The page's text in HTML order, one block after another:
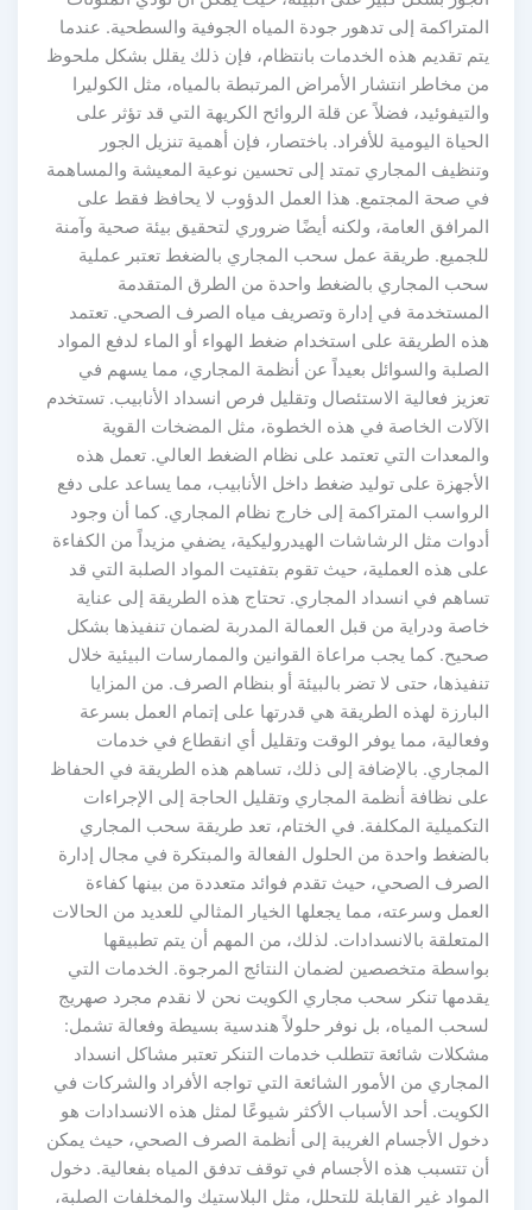
المتراكمة إلى تدهور جودة المياه الجوفية والسطحية. عندما
يتم تقديم هذه الخدمات بانتظام، فإن ذلك يقلل بشكل ملحوظ
من مخاطر انتشار الأمراض المرتبطة بالمياه، مثل الكوليرا
والتيفوئيد، فضلاً عن قلة الروائح الكريهة التي قد تؤثر على
الحياة اليومية للأفراد. باختصار، فإن أهمية تنزيل الجور
وتنظيف المجاري تمتد إلى تحسين نوعية المعيشة والمساهمة
في صحة المجتمع. هذا العمل الدؤوب لا يحافظ فقط على
المرافق العامة، ولكنه أيضًا ضروري لتحقيق بيئة صحية وآمنة
للجميع. طريقة عمل سحب المجاري بالضغط تعتبر عملية
سحب المجاري بالضغط واحدة من الطرق المتقدمة
المستخدمة في إدارة وتصريف مياه الصرف الصحي. تعتمد
هذه الطريقة على استخدام ضغط الهواء أو الماء لدفع المواد
الصلبة والسوائل بعيداً عن أنظمة المجاري، مما يسهم في
تعزيز فعالية الاستئصال وتقليل فرص انسداد الأنابيب. تستخدم
الآلات الخاصة في هذه الخطوة، مثل المضخات القوية
والمعدات التي تعتمد على نظام الضغط العالي. تعمل هذه
الأجهزة على توليد ضغط داخل الأنابيب، مما يساعد على دفع
الرواسب المتراكمة إلى خارج نظام المجاري. كما أن وجود
أدوات مثل الرشاشات الهيدروليكية، يضفي مزيداً من الكفاءة
على هذه العملية، حيث تقوم بتفتيت المواد الصلبة التي قد
تساهم في انسداد المجاري. تحتاج هذه الطريقة إلى عناية
خاصة ودراية من قبل العمالة المدربة لضمان تنفيذها بشكل
صحيح. كما يجب مراعاة القوانين والممارسات البيئية خلال
تنفيذها، حتى لا تضر بالبيئة أو بنظام الصرف. من المزايا
البارزة لهذه الطريقة هي قدرتها على إتمام العمل بسرعة
وفعالية، مما يوفر الوقت وتقليل أي انقطاع في خدمات
المجاري. بالإضافة إلى ذلك، تساهم هذه الطريقة في الحفاظ
على نظافة أنظمة المجاري وتقليل الحاجة إلى الإجراءات
التكميلية المكلفة. في الختام، تعد طريقة سحب المجاري
بالضغط واحدة من الحلول الفعالة والمبتكرة في مجال إدارة
الصرف الصحي، حيث تقدم فوائد متعددة من بينها كفاءة
العمل وسرعته، مما يجعلها الخيار المثالي للعديد من الحالات
المتعلقة بالانسدادات. لذلك، من المهم أن يتم تطبيقها
بواسطة متخصصين لضمان النتائج المرجوة. الخدمات التي
يقدمها تنكر سحب مجاري الكويت نحن لا نقدم مجرد صهريج
لسحب المياه، بل نوفر حلولاً هندسية بسيطة وفعالة تشمل:
مشكلات شائعة تتطلب خدمات التنكر تعتبر مشاكل انسداد
المجاري من الأمور الشائعة التي تواجه الأفراد والشركات في
الكويت. أحد الأسباب الأكثر شيوعًا لمثل هذه الانسدادات هو
دخول الأجسام الغريبة إلى أنظمة الصرف الصحي، حيث يمكن
أن تتسبب هذه الأجسام في توقف تدفق المياه بفعالية. دخول
المواد غير القابلة للتحلل، مثل البلاستيك والمخلفات الصلبة،